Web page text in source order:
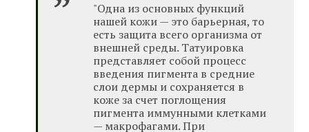
"Одна из основных функций
нашей кожи — это барьерная, то
есть защита всего организма от
внешней среды. Татуировка
представляет собой процесс
введения пигмента в средние
слои дермы и сохраняется в
коже за счет поглощения
пигмента иммунными клетками
— макрофагами. При